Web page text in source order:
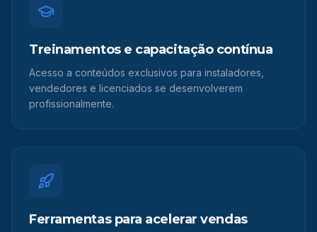
Treinamentos e capacitação contínua
Acesso a conteúdos exclusivos para instaladores,
vendedores e licenciados se desenvolverem
profissionalmente.
Ferramentas para acelerar vendas